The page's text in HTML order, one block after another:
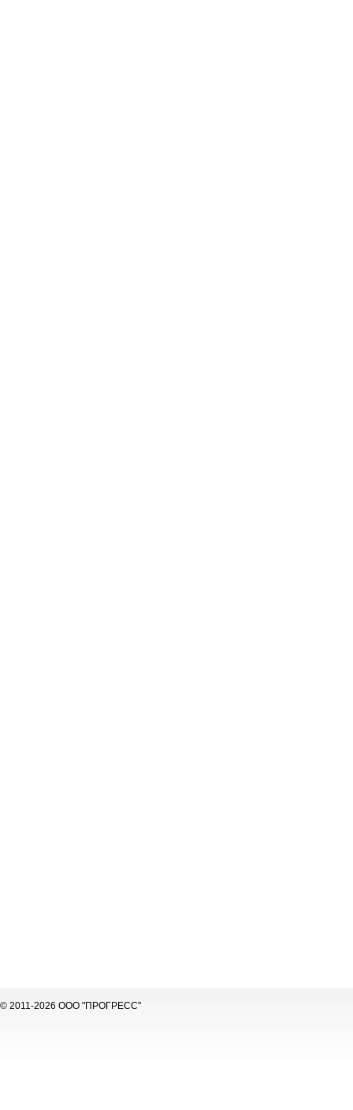
© 2011-2026 ООО "ПРОГРЕСС"